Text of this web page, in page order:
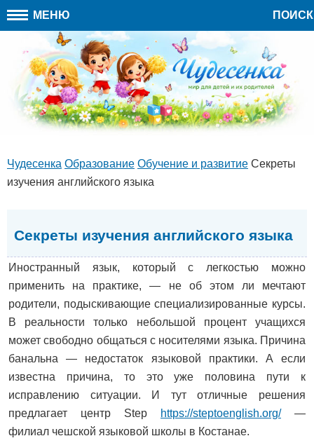
МЕНЮ ПОИСК
Чудесенка Образование Обучение и развитие Секреты
изучения английского языка
Секреты изучения английского языка
Иностранный язык, который с легкостью можно
применить на практике, — не об этом ли мечтают
родители, подыскивающие специализированные курсы.
В реальности только небольшой процент учащихся
может свободно общаться с носителями языка. Причина
банальна — недостаток языковой практики. А если
известна причина, то это уже половина пути к
исправлению ситуации. И тут отличные решения
предлагает центр Step
https://steptoenglish.org/ —
филиал чешской языковой школы в Костанае.